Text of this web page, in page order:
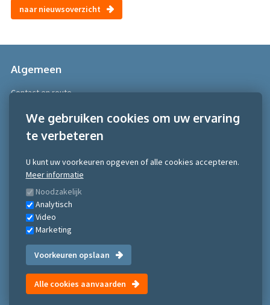
naar nieuwsoverzicht
Algemeen
Contact en route
Meer informatie
Algemene voorwaarden
Algemene voorwaarden NRTO consumentenmarkt
Gedragscode NRTO
Privacy Statement
Inschrijven nieuwsbrief
©Scobe Academy 2026
We gebruiken cookies om uw ervaring
te verbeteren
U kunt uw voorkeuren opgeven of alle cookies accepteren.
Meer informatie
Noodzakelijk
Analytisch
Video
Marketing
Voorkeuren opslaan
Alle cookies aanvaarden